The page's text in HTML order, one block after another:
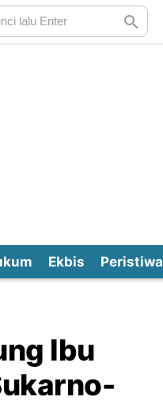
Ekbis Peristiwa
Ibu